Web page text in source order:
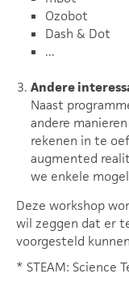
Ozobot
Dash & Dot
...
Andere
Naast
andere
rekenen in te
augmented
we enkele
Deze workshop
wil zeggen dat er
voorgesteld
* STEAM: Science